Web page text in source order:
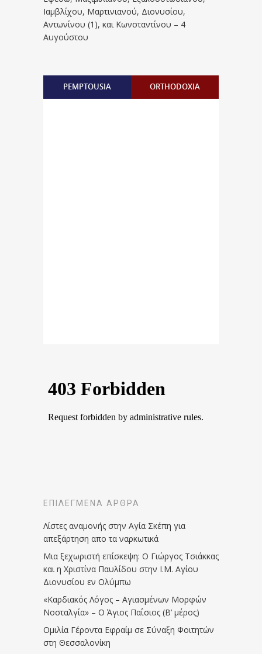
Iαμβλίχου, Mαρτινιανού, Διονυσίου,
Aντωνίνου (1), και Kωνσταντίνου – 4
Αυγούστου
PEMPTOUSIA ORTHODOXIA
ΕΠΙΛΕΓΜΈΝΑ ΆΡΘΡΑ
Λίστες αναμονής στην Αγία Σκέπη για
απεξάρτηση απο τα ναρκωτικά
Μια ξεχωριστή επίσκεψη: Ο Γιώργος Τσιάκκας
και η Χριστίνα Παυλίδου στην Ι.Μ. Αγίου
Διονυσίου εν Ολύμπω
«Καρδιακός Λόγος – Αγιασμένων Μορφών
Νοσταλγία» – Ο Άγιος Παΐσιος (Β’ μέρος)
Ομιλία Γέροντα Εφραίμ σε Σύναξη Φοιτητών
στη Θεσσαλονίκη